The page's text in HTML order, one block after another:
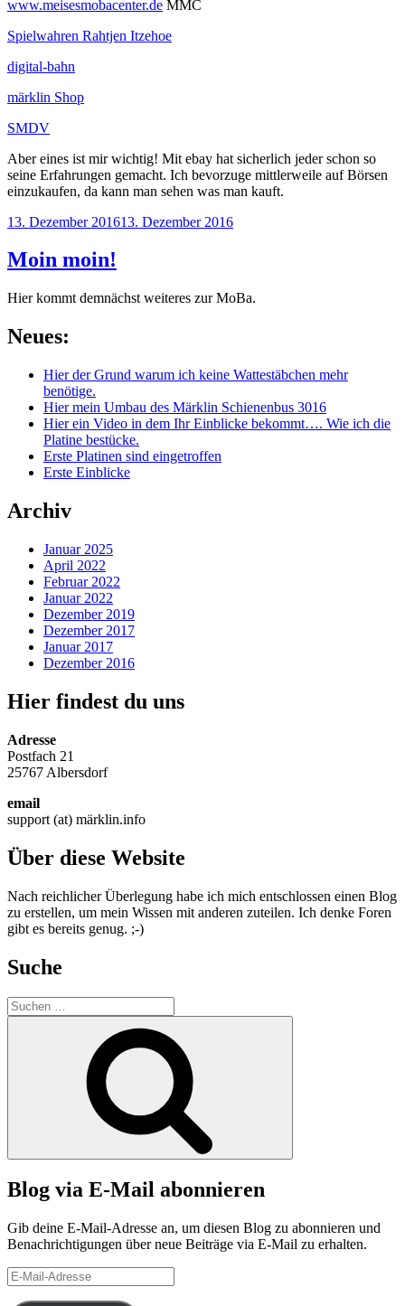
www.meisesmobacenter.de MMC
Spielwahren Rahtjen Itzehoe
digital-bahn
märklin Shop
SMDV
Aber eines ist mir wichtig! Mit ebay hat sicherlich jeder schon so
seine Erfahrungen gemacht. Ich bevorzuge mittlerweile auf Börsen
einzukaufen, da kann man sehen was man kauft.
Veröffentlicht
13. Dezember 201613. Dezember 2016
Moin moin!
Hier kommt demnächst weiteres zur MoBa.
Neues:
Hier der Grund warum ich keine Wattestäbchen mehr
benötige.
Hier mein Umbau des Märklin Schienenbus 3016
Hier ein Video in dem Ihr Einblicke bekommt…. Wie ich die
Platine bestücke.
Erste Platinen sind eingetroffen
Erste Einblicke
Archiv
Januar 2025
April 2022
Februar 2022
Januar 2022
Dezember 2019
Dezember 2017
Januar 2017
Dezember 2016
Hier findest du uns
Adresse
Postfach 21
25767 Albersdorf
email
support (at) märklin.info
Über diese Website
Nach reichlicher Überlegung habe ich mich entschlossen einen Blog
zu erstellen, um mein Wissen mit anderen zuteilen. Ich denke Foren
gibt es bereits genug. ;-)
Suche
Suche
nach:
Blog via E-Mail abonnieren
Gib deine E-Mail-Adresse an, um diesen Blog zu abonnieren und
Benachrichtigungen über neue Beiträge via E-Mail zu erhalten.
E-
Mail-